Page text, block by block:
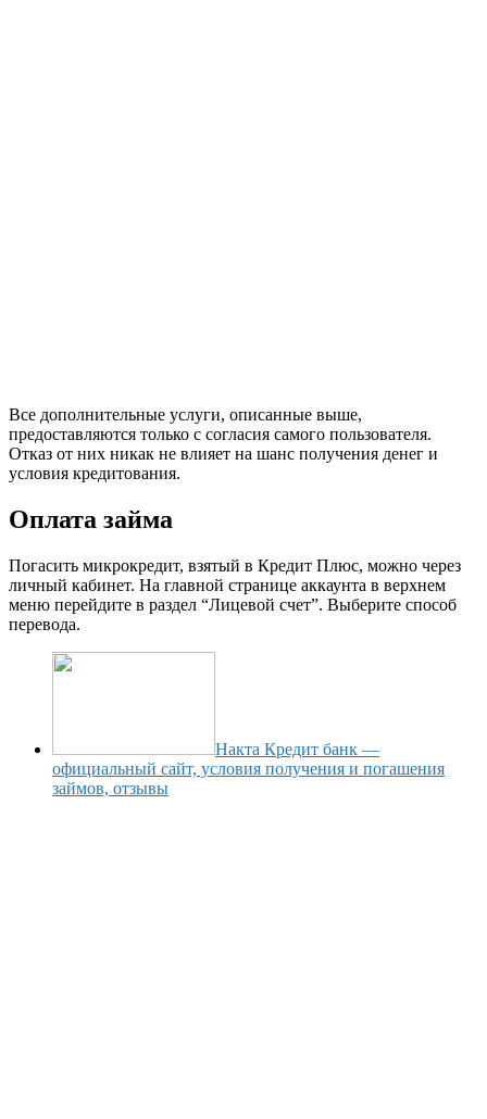
Все дополнительные услуги, описанные выше,
предоставляются только с согласия самого пользователя.
Отказ от них никак не влияет на шанс получения денег и
условия кредитования.
Оплата займа
Погасить микрокредит, взятый в Кредит Плюс, можно через
личный кабинет. На главной странице аккаунта в верхнем
меню перейдите в раздел “Лицевой счет”. Выберите способ
перевода.
Накта Кредит банк —
официальный сайт, условия получения и погашения
займов, отзывы